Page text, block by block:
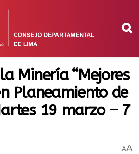
Minería “Mejores
Planeamiento de
19 marzo – 7
AA